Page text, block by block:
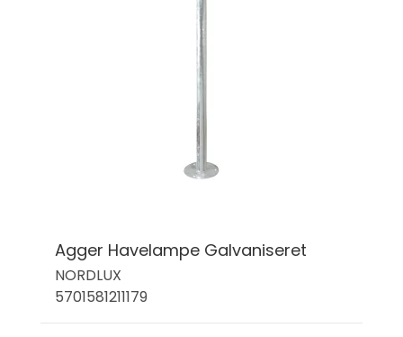
Agger Havelampe Galvaniseret
NORDLUX
5701581211179